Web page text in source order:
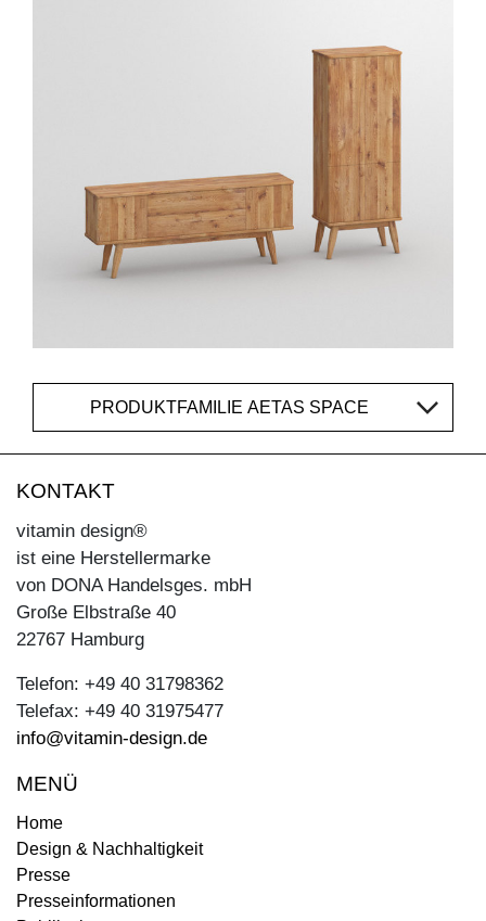
PRODUKTFAMILIE AETAS SPACE
KONTAKT
vitamin design®
ist eine Herstellermarke
von DONA Handelsges. mbH
Große Elbstraße 40
22767 Hamburg
Telefon: +49 40 31798362
Telefax: +49 40 31975477
info@vitamin-design.de
MENÜ
Home
Design & Nachhaltigkeit
Presse
Presseinformationen